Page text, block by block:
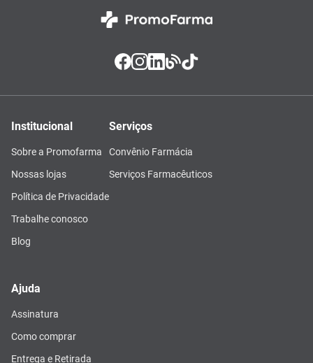
Institucional
Sobre a Promofarma
Nossas lojas
Política de Privacidade
Trabalhe conosco
Blog
Serviços
Convênio Farmácia
Serviços Farmacêuticos
Ajuda
Assinatura
Como comprar
Entrega e Retirada